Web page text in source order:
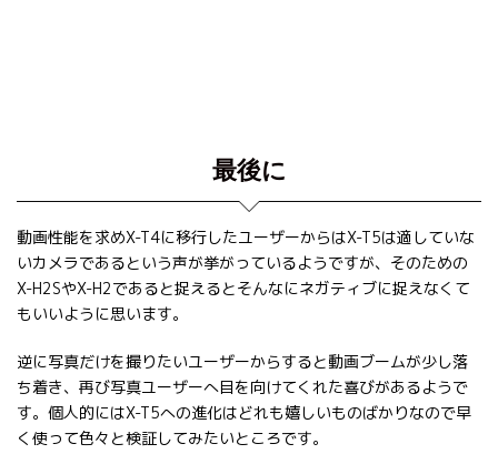
最後に
動画性能を求めX-T4に移行したユーザーからはX-T5は適していな
いカメラであるという声が挙がっているようですが、そのための
X-H2SやX-H2であると捉えるとそんなにネガティブに捉えなくて
もいいように思います。
逆に写真だけを撮りたいユーザーからすると動画ブームが少し落
ち着き、再び写真ユーザーへ目を向けてくれた喜びがあるようで
す。個人的にはX-T5への進化はどれも嬉しいものばかりなので早
く使って色々と検証してみたいところです。